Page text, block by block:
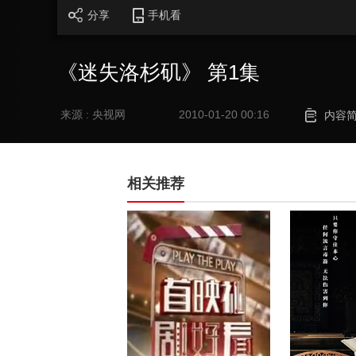
分享 手机看
《迷失洛杉矶》 第1集
来源 : 央视网 2010-01-20 00:16 内容
相关推荐